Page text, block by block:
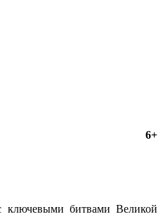
6+
ключевыми битвами Великой